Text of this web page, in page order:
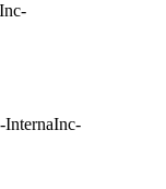
InternaInc-